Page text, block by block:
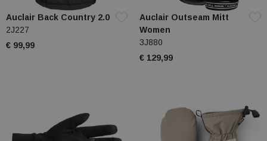
Auclair Back Country 2.0
2J227
€ 99,99
Auclair Outseam Mitt
Women
3J880
€ 129,99